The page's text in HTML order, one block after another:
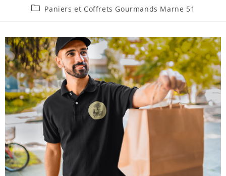
Paniers et Coffrets Gourmands Marne 51